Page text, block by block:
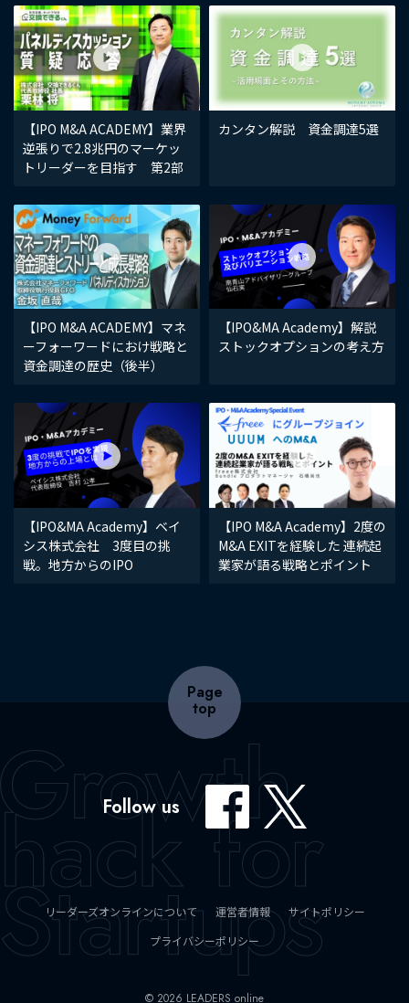
【IPO M&A ACADEMY】業界
逆張りで2.8兆円のマーケッ
トリーダーを目指す 第2部
カンタン解説 資金調達5選
【IPO M&A ACADEMY】マネ
ーフォーワードにおけ戦略と
資金調達の歴史（後半）
【IPO&MA Academy】解説
ストックオプションの考え方
【IPO&MA Academy】ベイ
シス株式会社 3度目の挑
戦。地方からのIPO
【IPO M&A Academy】2度の
M&A EXITを経験した 連続起
業家が語る戦略とポイント
Page
top
Follow us
リーダーズオンラインについて 運営者情報
サイトポリシー
プライバシーポリシー
© 2026 LEADERS online